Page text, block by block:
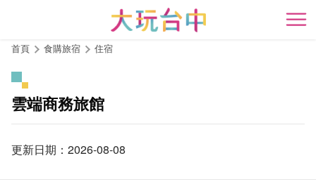
開
首頁 食購旅宿 住宿
雲端商務旅館
更新日期：2026-08-08